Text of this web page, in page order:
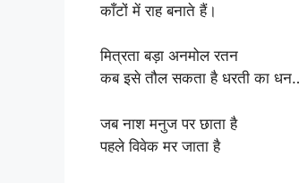
काँटों में राह बनाते हैं।
मित्रता बड़ा अनमोल रतन
कब इसे तौल सकता है धरती का
जब नाश मनुज पर छाता है
पहले विवेक मर जाता है